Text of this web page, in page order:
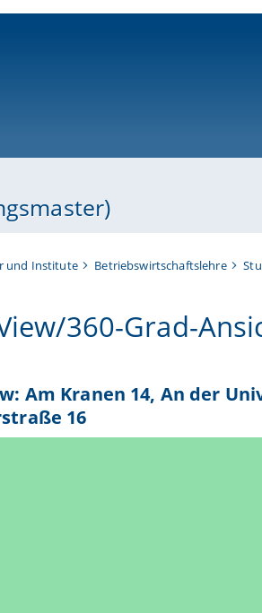
und Institute Betriebswirtschaftslehre
360-Grad-
Am Kranen 14, An der
16